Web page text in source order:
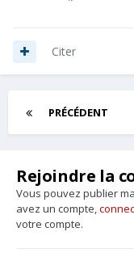
Citer
PRÉCÉDENT
Rejoindre la
Vous pouvez publier
avez un compte,
votre compte.